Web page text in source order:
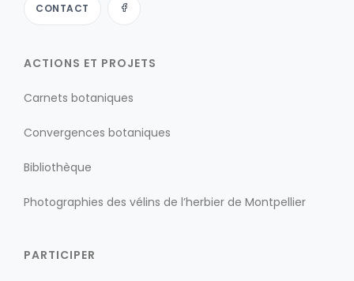
CONTACT
ACTIONS ET PROJETS
Carnets botaniques
Convergences botaniques
Bibliothèque
Photographies des vélins de l’herbier de Montpellier
PARTICIPER